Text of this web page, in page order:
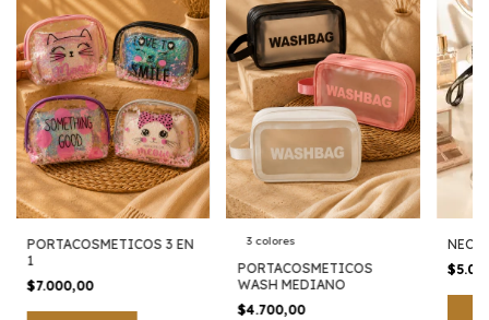
PORTACOSMETICOS 3 EN
1
$7.000,00
3 colores
PORTACOSMETICOS
WASH MEDIANO
$4.700,00